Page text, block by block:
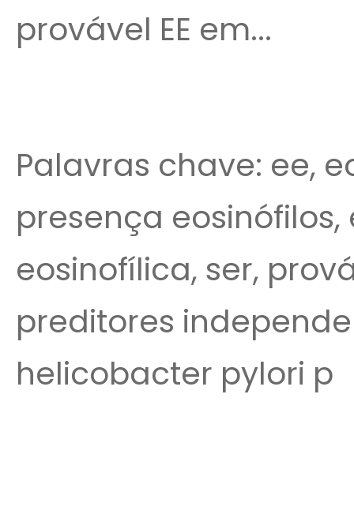
provável EE em...
Palavras chave: ee,
presença
eosinofílica, ser,
preditores
helicobacter pylori p